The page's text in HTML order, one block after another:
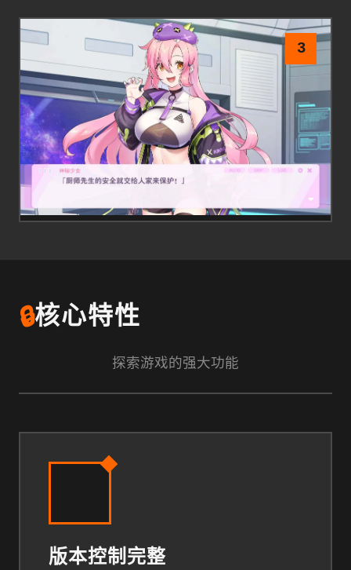
3
🔒核心特性
探索游戏的强大功能
版本控制完整